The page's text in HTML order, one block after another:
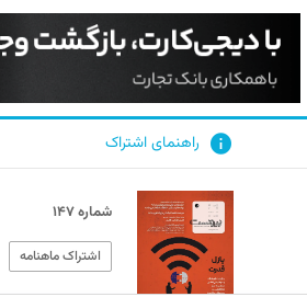
راهنمای اشتراک
شماره ۱۴۷
اشتراک ماهنامه